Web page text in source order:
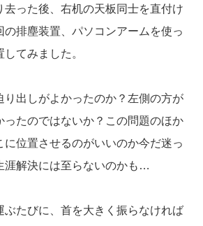
去った後、右机の天板同士を直付け
の排塵装置、パソコンアームを使っ
てみました。
り出しがよかったのか？左側の方が
ったのではないか？この問題のほか
に位置させるのがいいのか今だ迷っ
涯解決には至らないのかも…
ぶたびに、首を大きく振らなければ